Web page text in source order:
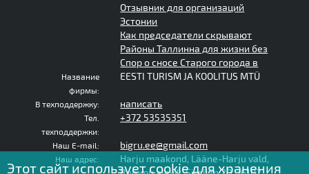
Отзывник для организаций
Эстонии
Как председатели скрывают
Районы Таллинна для жизни без
Спор о сносе Старого города в
Название
фирмы:
EESTI TURISM JA KOOLITUS MTÜ
В техподдержку: написать
Тел.
техподдержки:
+372 53535351
Наш E-mail: bigru.ee@gmail.com
Наш адрес:
Harju maakond, Lääne-Harju vald,
Этот сайт использует cookie для хранения